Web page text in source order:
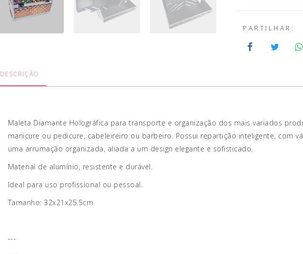
PARTILHAR:
DESCRIÇÃO
Maleta Diamante Holográfica para transporte e organização dos mais variados
manicure ou pedicure, cabeleireiro ou barbeiro. Possui repartição inteligente, com
uma arrumação organizada, aliada a um design elegante e sofisticado.
Material de alumínio, resistente e durável.
Ideal para uso profissional ou pessoal.
Tamanho: 32x21x25.5cm
---